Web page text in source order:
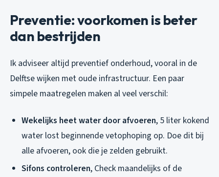
Preventie: voorkomen is beter
dan bestrijden
Ik adviseer altijd preventief onderhoud, vooral in de
Delftse wijken met oude infrastructuur. Een paar
simpele maatregelen maken al veel verschil:
Wekelijks heet water door afvoeren, 5 liter kokend
water lost beginnende vetophoping op. Doe dit bij
alle afvoeren, ook die je zelden gebruikt.
Sifons controleren, Check maandelijks of de